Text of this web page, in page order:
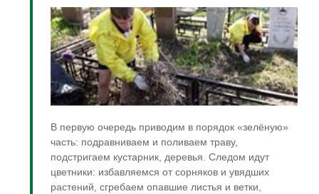
В первую очередь приводим в порядок «зелёную»
часть: подравниваем и поливаем траву,
подстригаем кустарник, деревья. Следом идут
цветники: избавляемся от сорняков и увядших
растений, сгребаем опавшие листья и ветки,